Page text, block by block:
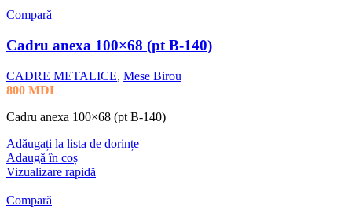
Compară
Cadru anexa 100×68 (pt B-140)
CADRE METALICE, Mese Birou
800 MDL
Cadru anexa 100×68 (pt B-140)
Adăugați la lista de dorințe
Adaugă în coș
Vizualizare rapidă
Compară